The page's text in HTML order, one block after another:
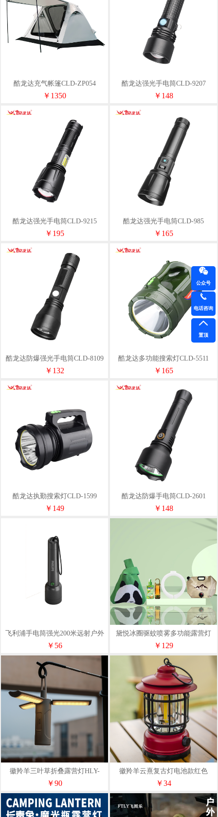
酷龙达充气帐篷CLD-ZP054
￥1350
酷龙达强光手电筒CLD-9207
￥148
酷龙达强光手电筒CLD-9215
￥195
酷龙达强光手电筒CLD-985
￥165
酷龙达防爆强光手电筒CLD-8109
￥132
酷龙达多功能搜索灯CLD-5511
￥165
酷龙达执勤搜索灯CLD-1599
￥149
酷龙达防爆手电筒CLD-2601
￥148
飞利浦手电筒强光200米远射户外
照明应急灯SFL1236
￥56
黛悦冰圈驱蚊喷雾多功能露营灯
8L户外折叠水袋手腕袋礼包现货
￥129
徽羚羊三叶草折叠露营灯HLY-
LYD-23004
￥90
徽羚羊云熹复古灯电池款红色
HLY-YYD-22025
￥34
公众号
电话咨询
置顶